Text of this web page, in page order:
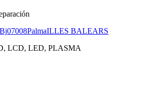
07008PalmaILLES BALEARS
LCD, LED, PLASMA